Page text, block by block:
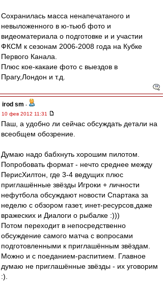
Сохранилась масса ненапечатаного и
невыложенного в ю-тьюб фото и
видеоматериала о подготовке и и участии
ФКСМ к сезонам 2006-2008 года на Кубке
Первого Канала.
Плюс кое-какаие фото с выездов в
Прагу,Лондон и т.д.
irod sm -
10 фев 2012 11:31
Паш, а удобно ли сейчас обсуждать детали на
всеобщем обозрение.
Думаю надо бабхнуть хорошим пилотом.
Попробовать формат - нечто среднее между
ПерисХилтон, где 3-4 ведущих плюс
приглашённые звёзды Игроки + личности
нефутбола обсуждают новости Спартака за
неделю с обзором газет, инет-ресурсов,даже
вражеских и Диалоги о рыбалке :)))
Потом переходит в непосредственно
обсуждение самого матча с вопросами
подготовленными к приглашённым звёздам.
Можно и с поеданием-распитием. Главное
думаю не приглашённые звёзды - их уговорим
:).